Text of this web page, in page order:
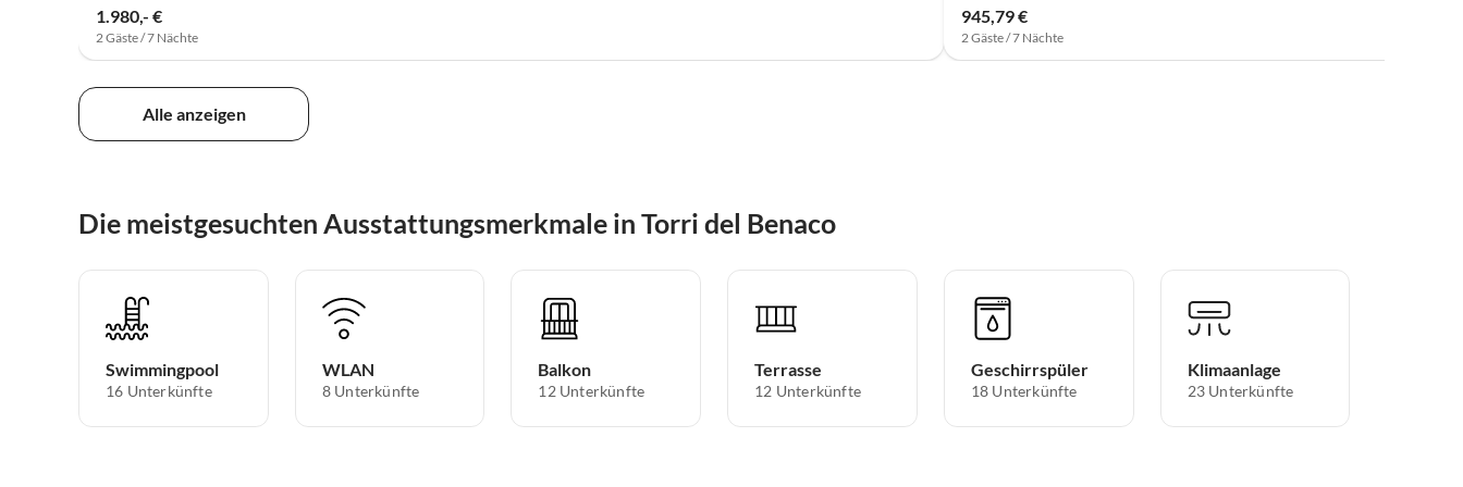
1.980,- €
2 Gäste / 7 Nächte
945,79 €
2 Gäste / 7 Nächte
Alle anzeigen
Die meistgesuchten Ausstattungsmerkmale in Torri del Benaco
Swimmingpool
16 Unterkünfte
WLAN
8 Unterkünfte
Balkon
12 Unterkünfte
Terrasse
12 Unterkünfte
Geschirrspüler
18 Unterkünfte
Klimaanlage
23 Unterkünfte